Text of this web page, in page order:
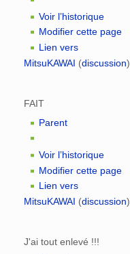
Voir l’historique
Modifier cette page
Lien vers
MitsuKAWAI (discussion)
FAIT
Parent
Voir l’historique
Modifier cette page
Lien vers
MitsuKAWAI (discussion)
J'ai tout enlevé !!!